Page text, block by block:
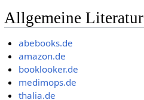
Allgemeine Literatur
abebooks.de
amazon.de
booklooker.de
medimops.de
thalia.de